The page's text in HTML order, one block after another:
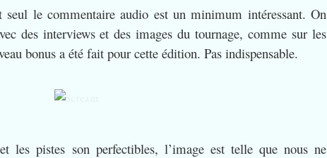
seul le commentaire audio est un minimum intéressant. On
des interviews et des images du tournage, comme sur les
bonus a été fait pour cette édition. Pas indispensable.
les pistes son perfectibles, l’image est telle que nous ne